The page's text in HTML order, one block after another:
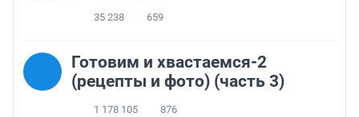
35 238 659
Готовим и хвастаемся-2
(рецепты и фото) (часть 3)
1 178 105 876